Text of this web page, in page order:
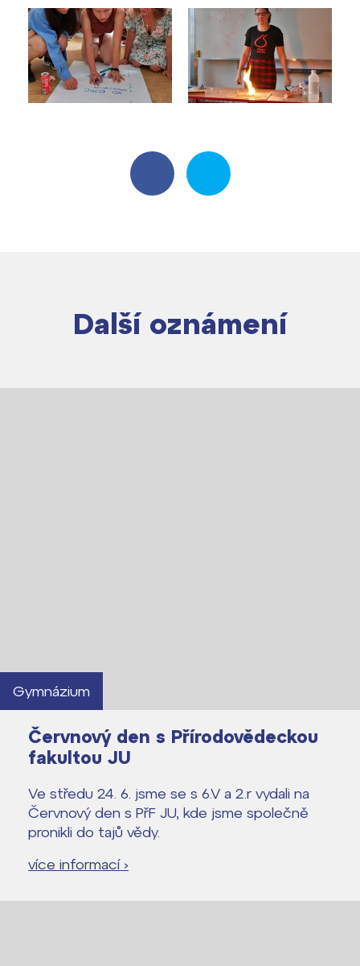
Další oznámení
Gymnázium
Červnový den s Přírodovědeckou
fakultou JU
Ve středu 24. 6. jsme se s 6.V a 2.r vydali na
Červnový den s PřF JU, kde jsme společně
pronikli do tajů vědy.
více informací ›